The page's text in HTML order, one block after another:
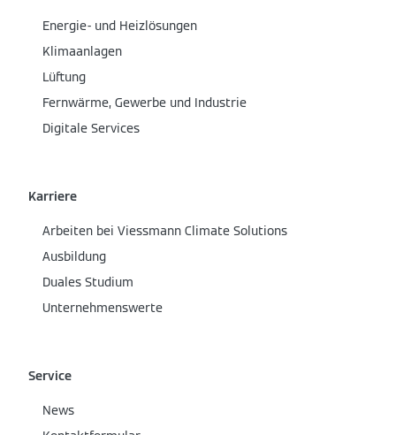
Energie- und Heizlösungen
Klimaanlagen
Lüftung
Fernwärme, Gewerbe und Industrie
Digitale Services
Karriere
Arbeiten bei Viessmann Climate Solutions
Ausbildung
Duales Studium
Unternehmenswerte
Service
News